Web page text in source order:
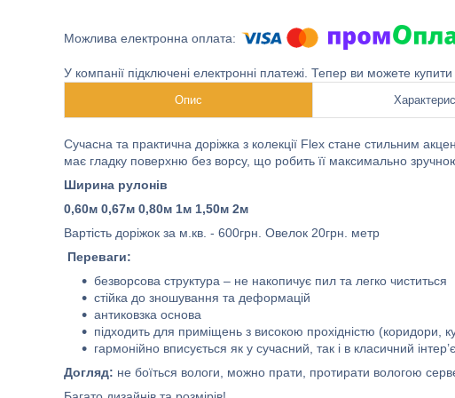
У компанії підключені електронні платежі. Тепер ви можете
Опис
Сучасна та практична доріжка з колекції Flex стане стильним
має гладку поверхню без ворсу, що робить її максимально
Ширина рулонів
0,60м 0,67м 0,80м 1м 1,50м 2м
Вартість доріжок за м.кв. - 600грн. Овелок 20грн. метр
Переваги:
безворсова структура – не накопичує пил та легко чиститься
стійка до зношування та деформацій
антиковзка основа
підходить для приміщень з високою прохідністю (коридори,
гармонійно вписується як у сучасний, так і в класичний
Догляд: не боїться вологи, можно прати, протирати вологою